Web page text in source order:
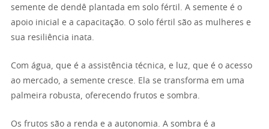
semente de dendê plantada em solo fértil. A semente é o
apoio inicial e a capacitação. O solo fértil são as mulheres e
sua resiliência inata.
Com água, que é a assistência técnica, e luz, que é o acesso
ao mercado, a semente cresce. Ela se transforma em uma
palmeira robusta, oferecendo frutos e sombra.
Os frutos são a renda e a autonomia. A sombra é a